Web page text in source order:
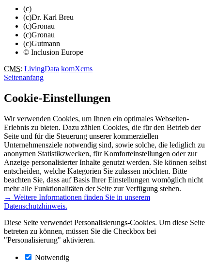
(c)
(c)Dr. Karl Breu
(c)Gronau
(c)Gronau
(c)Gutmann
© Inclusion Europe
CMS: LivingData komXcms
Seitenanfang
Cookie-Einstellungen
Wir verwenden Cookies, um Ihnen ein optimales Webseiten-
Erlebnis zu bieten. Dazu zählen Cookies, die für den Betrieb der
Seite und für die Steuerung unserer kommerziellen
Unternehmensziele notwendig sind, sowie solche, die lediglich zu
anonymen Statistikzwecken, für Komforteinstellungen oder zur
Anzeige personalisierter Inhalte genutzt werden. Sie können selbst
entscheiden, welche Kategorien Sie zulassen möchten. Bitte
beachten Sie, dass auf Basis Ihrer Einstellungen womöglich nicht
mehr alle Funktionalitäten der Seite zur Verfügung stehen.
→ Weitere Informationen finden Sie in unserem
Datenschutzhinweis.
Diese Seite verwendet Personalisierungs-Cookies. Um diese Seite
betreten zu können, müssen Sie die Checkbox bei
"Personalisierung" aktivieren.
Notwendig